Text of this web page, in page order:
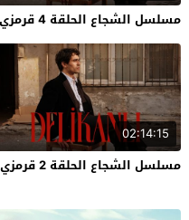
مسلسل الشجاع الحلقة 4 قرمزي
02:14:15
مسلسل الشجاع الحلقة 2 قرمزي